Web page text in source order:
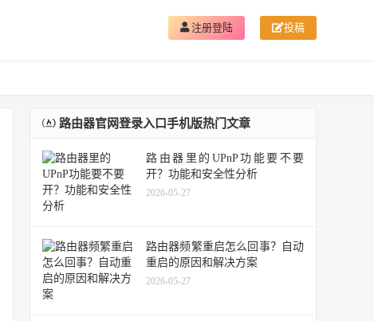
注册登陆 投稿
路由器官网登录入口手机版热门文章
路由器里的UPnP功能要不要
开？功能和安全性分析
2026-05-27
路由器频繁重启怎么回事？自动
重启的原因和解决方案
2026-05-27